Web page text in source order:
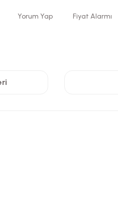
Yorum Yap Fiyat Alarmı